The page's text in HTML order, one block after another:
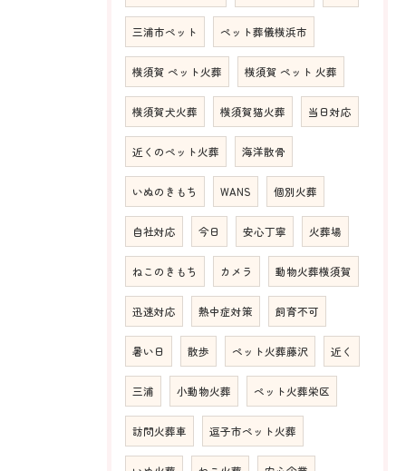
三浦市ペット ペット葬儀横浜市
横須賀 ペット火葬 横須賀 ペット 火葬
横須賀犬火葬 横須賀猫火葬 当日対応
近くのペット火葬 海洋散骨
いぬのきもち WANS 個別火葬
自社対応 今日 安心丁寧 火葬場
ねこのきもち カメラ 動物火葬横須賀
迅速対応 熱中症対策 飼育不可
暑い日 散歩 ペット火葬藤沢 近く
三浦 小動物火葬 ペット火葬栄区
訪問火葬車 逗子市ペット火葬